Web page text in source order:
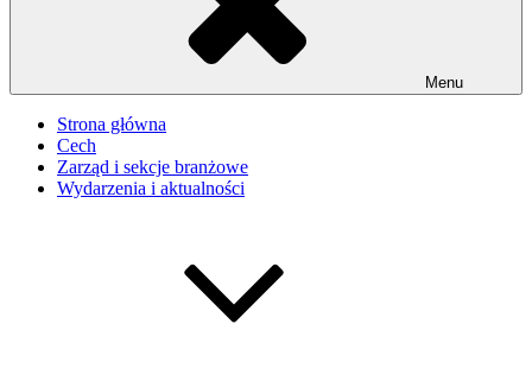
Menu
Strona główna
Cech
Zarząd i sekcje branżowe
Wydarzenia i aktualności